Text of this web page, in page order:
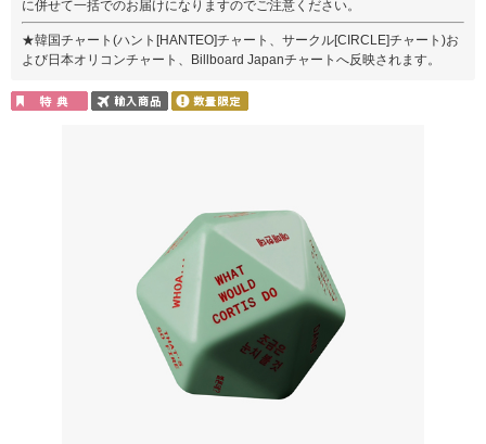
に併せて一括でのお届けになりますのでご注意ください。
★韓国チャート(ハント[HANTEO]チャート、サークル[CIRCLE]チャート)お
よび日本オリコンチャート、Billboard Japanチャートへ反映されます。